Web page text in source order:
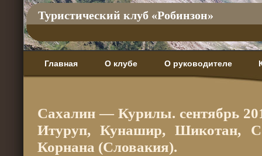
Туристический клуб «Робинзон»
Главная О клубе О руководителе
Сахалин — Курилы. сентябрь
Итуруп, Кунашир, Шикотан,
Корнана (Словакия).